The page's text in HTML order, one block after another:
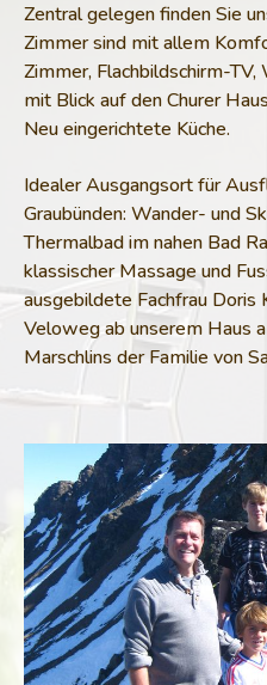
Zentral gelegen finden Sie
Zimmer sind mit allem
Zimmer, Flachbildschirm-
mit Blick auf den Churer
Neu eingerichtete Küche.
Idealer Ausgangsort für
Graubünden: Wander- und
Thermalbad im nahen Bad
klassischer Massage und
ausgebildete Fachfrau Doris
Veloweg ab unserem Haus
Marschlins der Familie von